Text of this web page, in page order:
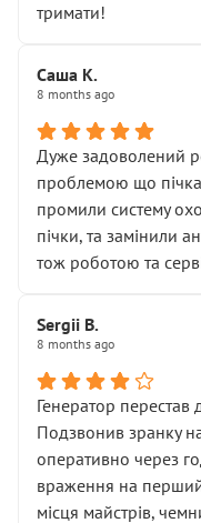
тримати!
Саша К.
8 months ago
Дуже задоволений
проблемою що пічка
промили систему
пічки, та замінили
тож роботою та
Sergii B.
8 months ago
Генератор перестав
Подзвонив зранку
оперативно через
враження на перший
місця майстрів,